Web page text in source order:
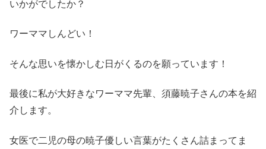
いかがでしたか？
ワーママしんどい！
そんな思いを懐かしむ日がくるのを願っています！
最後に私が大好きなワーママ先輩、須藤暁子さんの本を紹
介します。
女医で二児の母の暁子優しい言葉がたくさん詰まってま